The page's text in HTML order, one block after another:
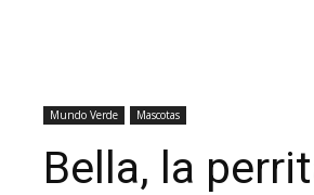
Mundo Verde Mascotas
Bella, la